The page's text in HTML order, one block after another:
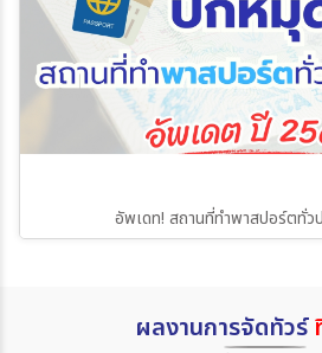
อัพเดท! สถานที่ทำพาสปอร์ตทั่ว
ผลงานการจัดทัวร์